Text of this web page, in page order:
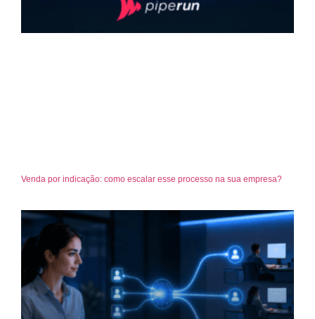
Venda por indicação: como escalar esse processo na sua empresa?